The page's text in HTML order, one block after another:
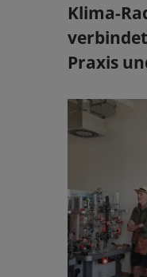
Klima-
Praxis